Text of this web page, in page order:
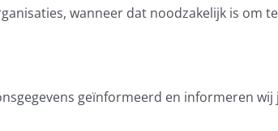
wanneer dat noodzakelijk is om
geïnformeerd en informeren wij